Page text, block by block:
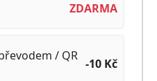
ZDARMA
/ QR
-10 Kč